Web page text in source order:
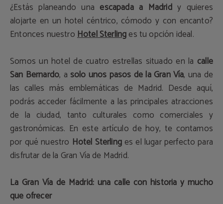
¿Estás planeando una escapada a Madridy quieres
alojarte en un hotel céntrico, cómodo y con encanto?
Entonces nuestroHotel Sterlinges tu opción ideal.
Somos un hotel de cuatro estrellas situado en la calle
San Bernardo, a solo unos pasos de la Gran Vía, una de
las calles más emblemáticas de Madrid. Desde aquí,
podrás acceder fácilmente a las principales atracciones
de la ciudad, tanto culturales como comerciales y
gastronómicas. En este artículo de hoy, te contamos
por qué nuestro Hotel Sterlinges el lugar perfecto para
disfrutar de la Gran Vía de Madrid.
La Gran Vía de Madrid: una calle con historia y mucho
que ofrecer